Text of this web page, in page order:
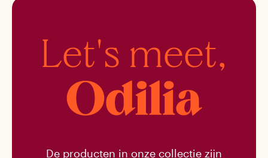
Let's meet,
De producten in onze collectie zijn